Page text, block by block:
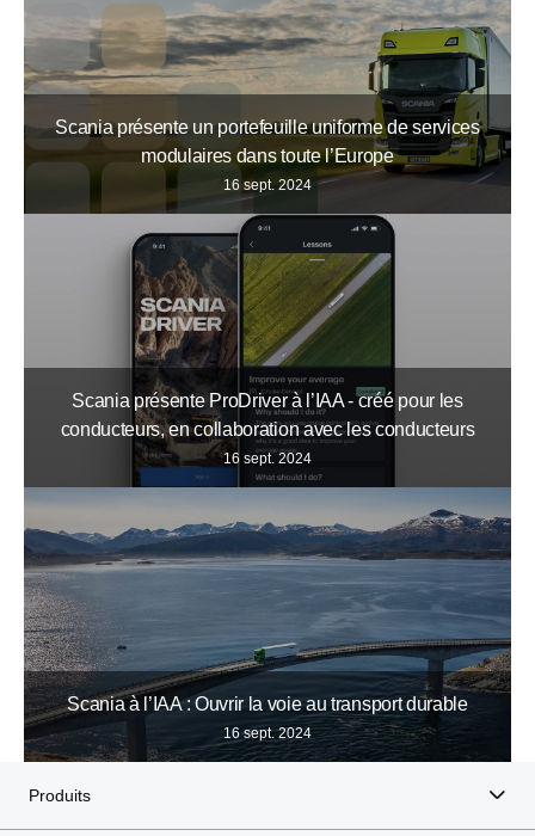
Scania présente un portefeuille uniforme de services
modulaires dans toute l’Europe
16 sept. 2024
Scania présente ProDriver à l’IAA - créé pour les
conducteurs, en collaboration avec les conducteurs
16 sept. 2024
Scania à l’IAA : Ouvrir la voie au transport durable
16 sept. 2024
Produits